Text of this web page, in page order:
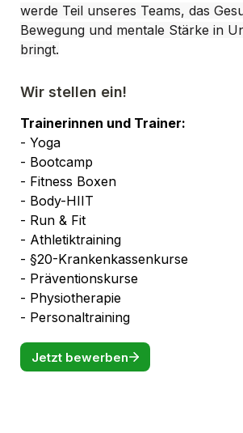
werde Teil unseres Teams, das
Bewegung und mentale Stärke in
bringt.
Wir stellen ein!
Trainerinnen und Trainer:
- Yoga
- Bootcamp
- Fitness Boxen
- Body-HIIT
- Run & Fit
- Athletiktraining
- §20-Krankenkassenkurse
- Präventionskurse
- Physiotherapie
- Personaltraining
Jetzt bewerben